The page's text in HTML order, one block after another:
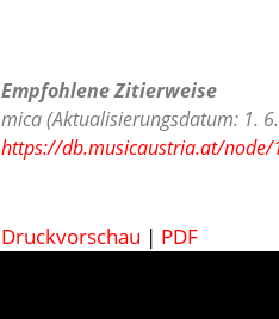
Empfohlene Zitierweise
mica (Aktualisierungsdatum: 1.
https://db.musicaustria.at/node/
Druckvorschau | PDF